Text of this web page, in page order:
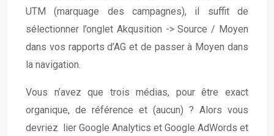
UTM (marquage des campagnes), il suffit de
sélectionner l’onglet Akqusition -> Source / Moyen
dans vos rapports d’AG et de passer à Moyen dans
la navigation.
Vous n’avez que trois médias, pour être exact
organique, de référence et (aucun) ? Alors vous
devriez lier Google Analytics et Google AdWords et